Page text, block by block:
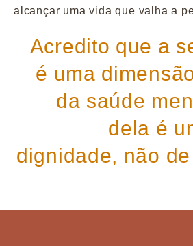
alcançar uma vida que valha a
Acredito que a
é uma
da saúde
dela é
dignidade, não